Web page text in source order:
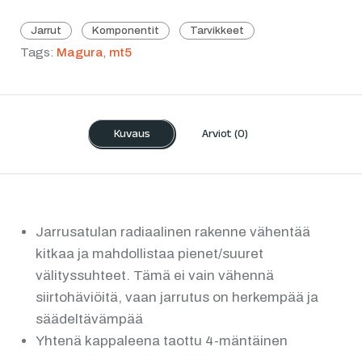
Jarrut Komponentit Tarvikkeet
Tags: Magura mt5
Kuvaus Arviot (0)
Jarrusatulan radiaalinen rakenne vähentää
kitkaa ja mahdollistaa pienet/suuret
välityssuhteet. Tämä ei vain vähennä
siirtohäviöitä, vaan jarrutus on herkempää ja
säädeltävämpää
Yhtenä kappaleena taottu 4-mäntäinen